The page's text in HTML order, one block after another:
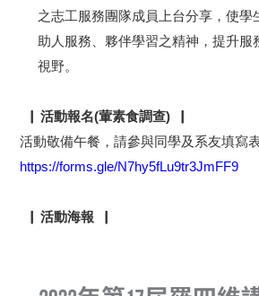
之志工服務團隊成員上台分享，使學
助人服務、夥伴學習之精神，提升服
視野。
▕活動報名(葷素食調查)▕
活動敬備午餐，請參與同學及系友填寫
https://forms.gle/N7hy5fLu9tr3JmFF9
▕ 活動海報▕